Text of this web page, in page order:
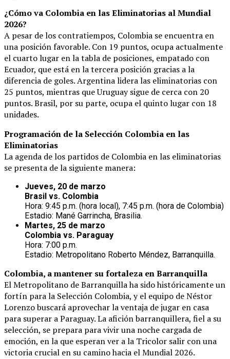
¿Cómo va Colombia en las Eliminatorias al Mundial
2026?
A pesar de los contratiempos, Colombia se encuentra en
una posición favorable. Con 19 puntos, ocupa actualmente
el cuarto lugar en la tabla de posiciones, empatado con
Ecuador, que está en la tercera posición gracias a la
diferencia de goles. Argentina lidera las eliminatorias con
25 puntos, mientras que Uruguay sigue de cerca con 20
puntos. Brasil, por su parte, ocupa el quinto lugar con 18
unidades.
Programación de la Selección Colombia en las
Eliminatorias
La agenda de los partidos de Colombia en las eliminatorias
se presenta de la siguiente manera:
Jueves, 20 de marzo
Brasil vs. Colombia
Hora: 9:45 p.m. (hora local), 7:45 p.m. (hora de Colombia)
Estadio: Mané Garrincha, Brasilia.
Martes, 25 de marzo
Colombia vs. Paraguay
Hora: 7:00 p.m.
Estadio: Metropolitano Roberto Méndez, Barranquilla.
Colombia, a mantener su fortaleza en Barranquilla
El Metropolitano de Barranquilla ha sido históricamente un
fortín para la Selección Colombia, y el equipo de Néstor
Lorenzo buscará aprovechar la ventaja de jugar en casa
para superar a Paraguay. La afición barranquillera, fiel a su
selección, se prepara para vivir una noche cargada de
emoción, en la que esperan ver a la Tricolor salir con una
victoria crucial en su camino hacia el Mundial 2026.